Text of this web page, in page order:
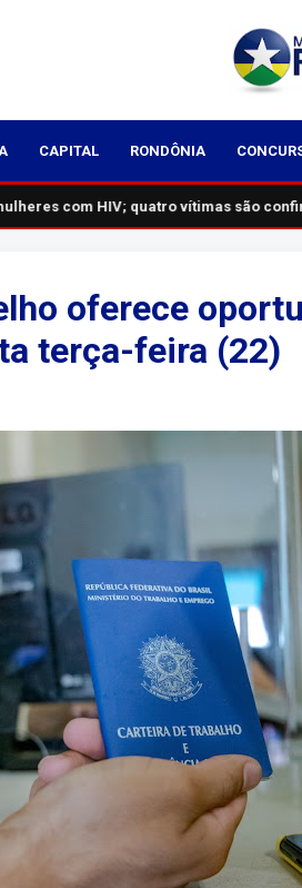
CAPITAL RONDÔNIA
com HIV; quatro vítimas são
oferece
terça-feira (22)